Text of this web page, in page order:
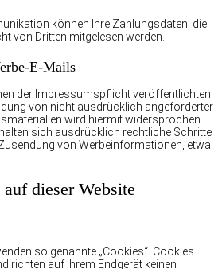
können Ihre Zahlungsdaten, die
von Dritten mitgelesen werden.
E-Mails
der Impressumspflicht veröffentlichten
von nicht ausdrücklich angeforderter
wird hiermit widersprochen.
sich ausdrücklich rechtliche Schritte
von Werbeinformationen, etwa
dieser Website
so genannte „Cookies“. Cookies
richten auf Ihrem Endgerät keinen